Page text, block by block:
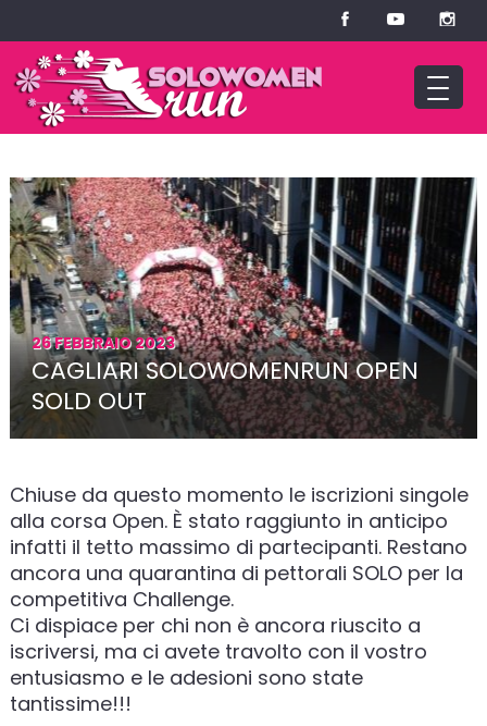
26 FEBBRAIO 2023
CAGLIARI SOLOWOMENRUN OPEN
SOLD OUT
Chiuse da questo momento le iscrizioni singole
alla corsa Open. È stato raggiunto in anticipo
infatti il tetto massimo di partecipanti. Restano
ancora una quarantina di pettorali SOLO per la
competitiva Challenge.
Ci dispiace per chi non è ancora riuscito a
iscriversi, ma ci avete travolto con il vostro
entusiasmo e le adesioni sono state
tantissime!!!